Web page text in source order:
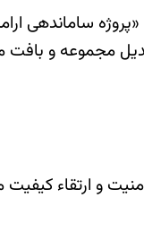
مجموعه و
و ارتقاء